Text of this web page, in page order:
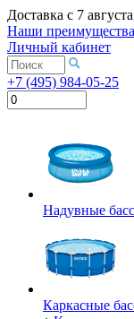
Доставка с 7 августа
Наши преимущества
Личный кабинет
+7 (495) 984-05-25
Надувные
Каркасные